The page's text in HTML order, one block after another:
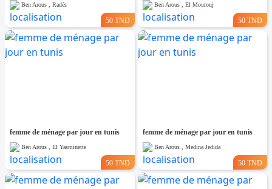
Ben Arous , Radès
50 TND
Ben Arous , El Mourouj
50 TND
femme de ménage par jour en tunis
Ben Arous , El Yasminette
50 TND
femme de ménage par jour en tunis
Ben Arous , Medina Jedida
50 TND